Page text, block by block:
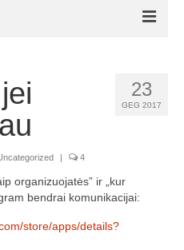
informacija
23
GEG 2017
| 4
organizuojatės” ir „kur
bendrai komunikacijai:
store/apps/details?